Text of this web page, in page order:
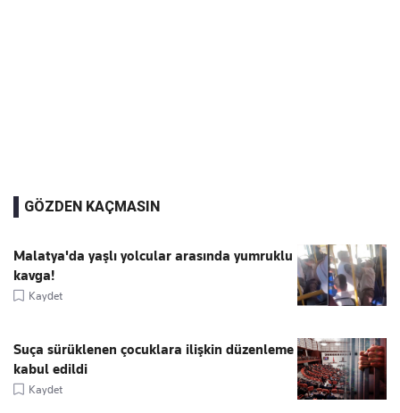
GÖZDEN KAÇMASIN
Malatya'da yaşlı yolcular arasında yumruklu
kavga!
Kaydet
Suça sürüklenen çocuklara ilişkin düzenleme
kabul edildi
Kaydet